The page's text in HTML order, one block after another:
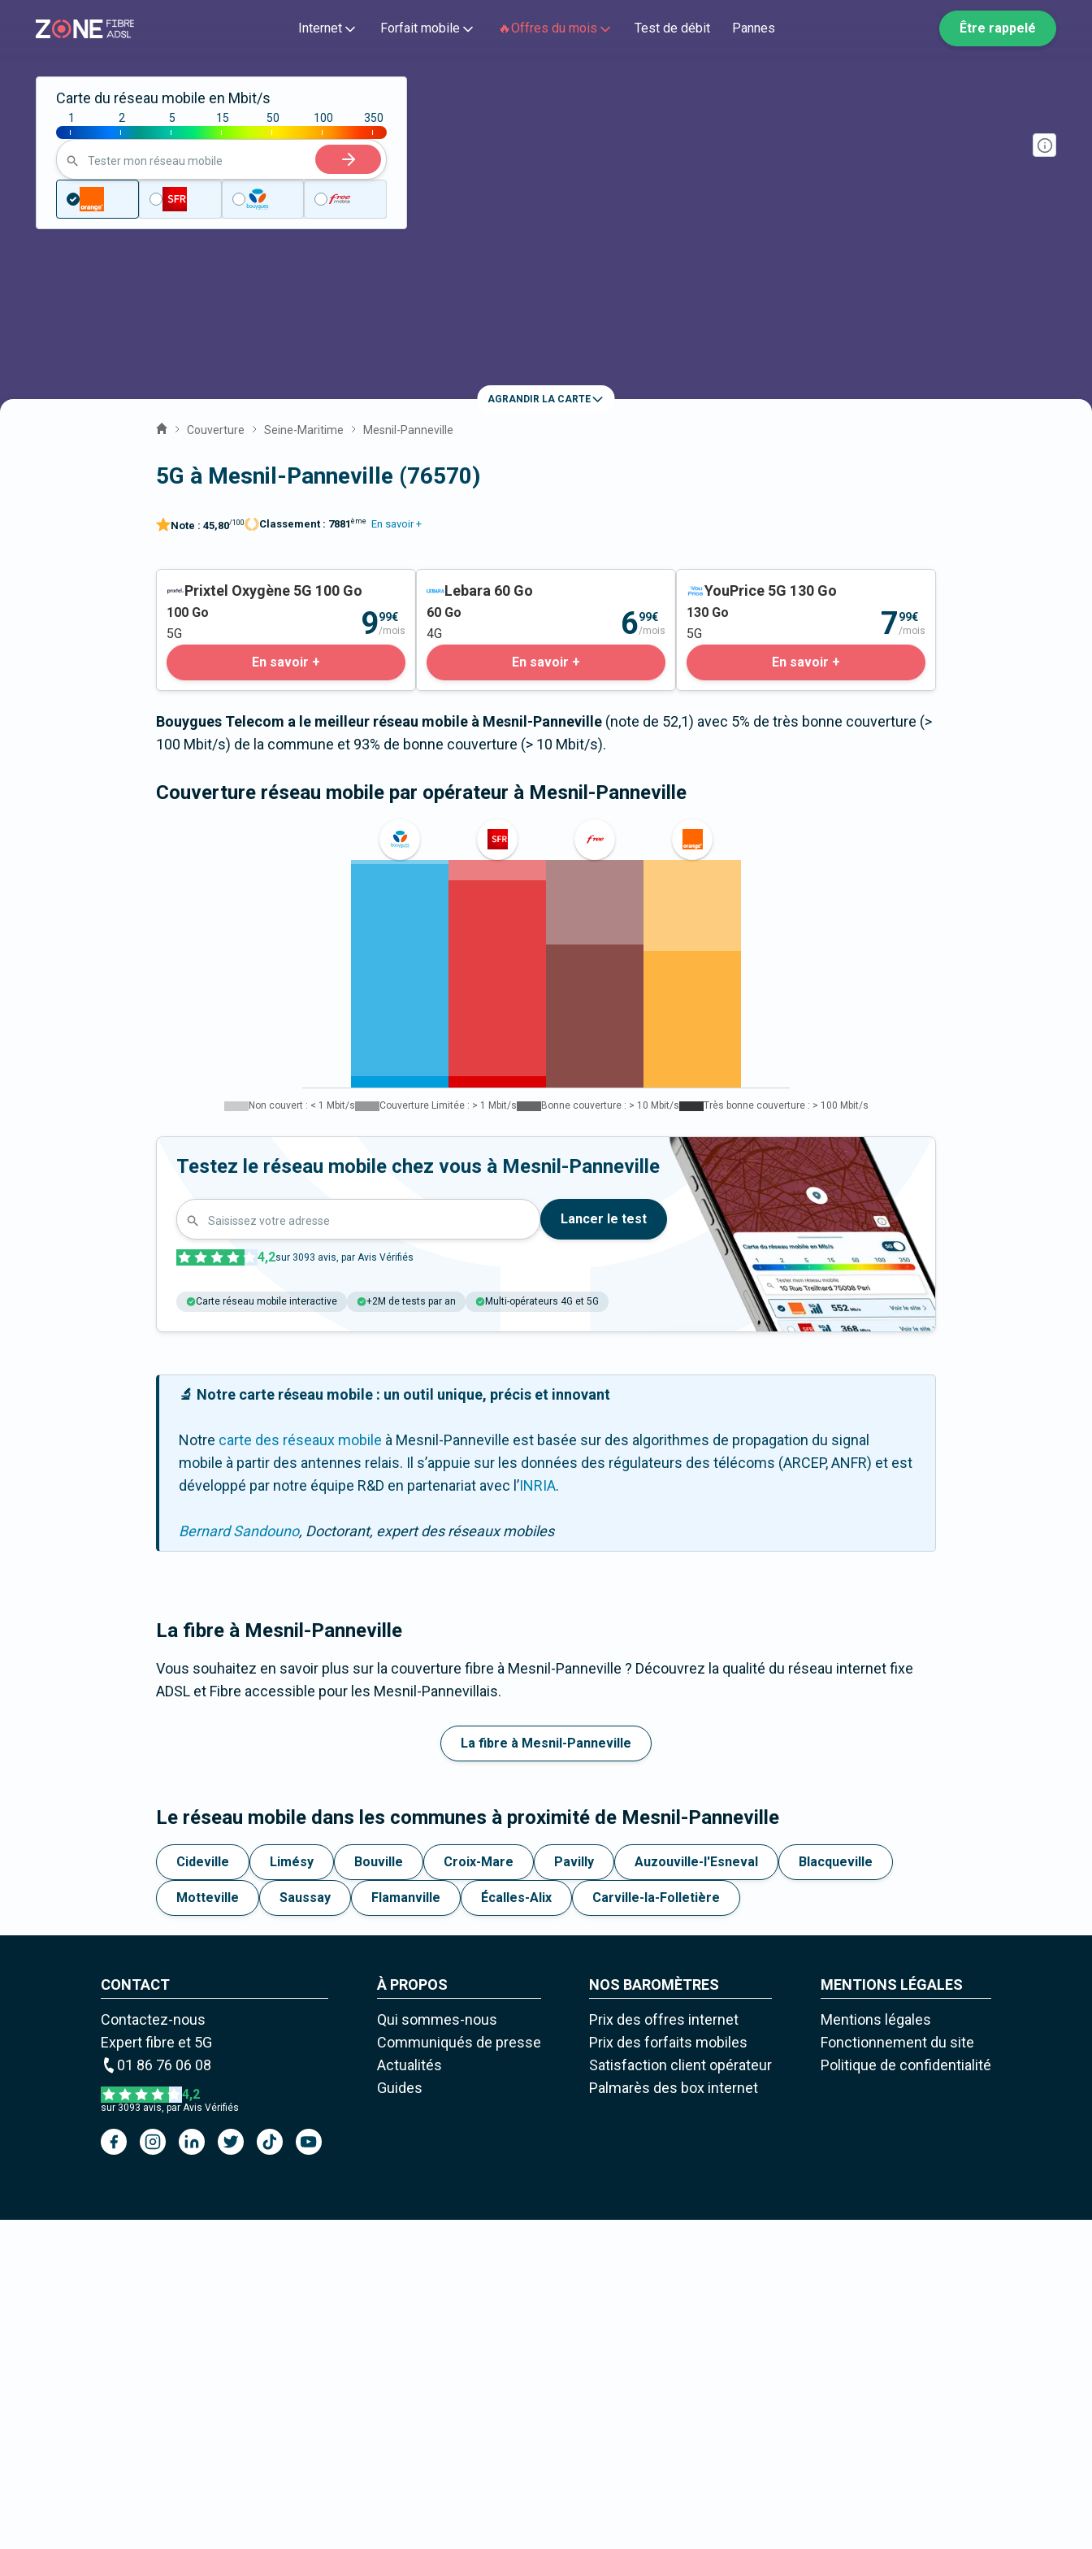
Internet Forfait mobile 🔥Offres du mois Test de débit Pannes Être rappelé
Carte du réseau mobile en Mbit/s
|
1
|
2
|
5
|
15
|
50
|
100
|
350
Tester mon réseau mobile
AGRANDIR LA CARTE
Couverture Seine-Maritime Mesnil-Panneville
5G à Mesnil-Panneville (76570)
Note : 45,80/100 Classement : 7881 ème En savoir +
Prixtel Oxygène 5G 100 Go
100 Go
5G
999€
/mois
En savoir +
Lebara 60 Go
60 Go
4G
699€
/mois
En savoir +
YouPrice 5G 130 Go
130 Go
5G
799€
/mois
En savoir +
Bouygues Telecom a le meilleur réseau mobile à Mesnil-Panneville (note de 52,1) avec 5% de très bonne couverture (>
100 Mbit/s) de la commune et 93% de bonne couverture (> 10 Mbit/s).
Couverture réseau mobile par opérateur à Mesnil-Panneville
Non couvert : < 1 Mbit/s Couverture Limitée : > 1 Mbit/s Bonne couverture : > 10 Mbit/s Très bonne couverture : > 100 Mbit/s
Testez le réseau mobile chez vous à Mesnil-Panneville
Saisissez votre adresse Lancer le test
4,2sur 3093 avis, par Avis Vérifiés
Carte réseau mobile interactive +2M de tests par an Multi-opérateurs 4G et 5G
🔬 Notre carte réseau mobile : un outil unique, précis et innovant
Notre carte des réseaux mobile à Mesnil-Panneville est basée sur des algorithmes de propagation du signal
mobile à partir des antennes relais. Il s’appuie sur les données des régulateurs des télécoms (ARCEP, ANFR) et est
développé par notre équipe R&D en partenariat avec l ’INRIA.
Bernard Sandouno, Doctorant, expert des réseaux mobiles
La fibre à Mesnil-Panneville
Vous souhaitez en savoir plus sur la couverture fibre à Mesnil-Panneville ? Découvrez la qualité du réseau internet fixe
ADSL et Fibre accessible pour les Mesnil-Pannevillais.
La fibre à Mesnil-Panneville
Le réseau mobile dans les communes à proximité de Mesnil-Panneville
Cideville Limésy Bouville Croix-Mare Pavilly Auzouville-l'Esneval Blacqueville
Motteville Saussay Flamanville Écalles-Alix Carville-la-Folletière
CONTACT
Contactez-nous
Expert fibre et 5G
01 86 76 06 08
4,2
sur 3093 avis, par Avis Vérifiés
À PROPOS
Qui sommes-nous
Communiqués de presse
Actualités
Guides
NOS BAROMÈTRES
Prix des offres internet
Prix des forfaits mobiles
Satisfaction client opérateur
Palmarès des box internet
MENTIONS LÉGALES
Mentions légales
Fonctionnement du site
Politique de confidentialité